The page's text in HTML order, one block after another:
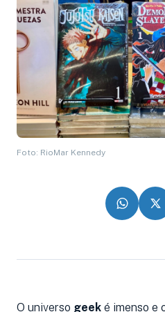
Foto: RioMar Kennedy
O universo geek é imenso e